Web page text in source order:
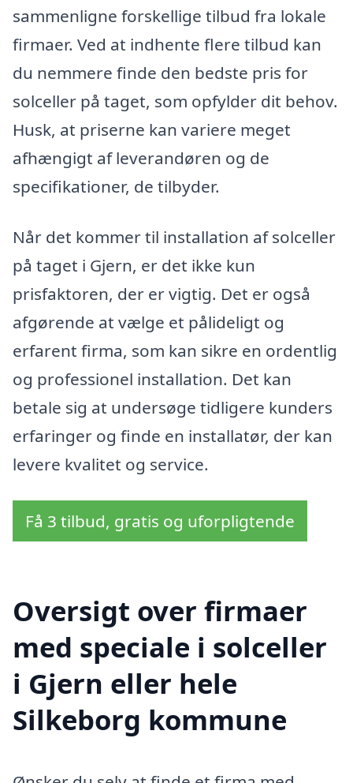
sammenligne forskellige tilbud fra lokale
firmaer. Ved at indhente flere tilbud kan
du nemmere finde den bedste pris for
solceller på taget, som opfylder dit behov.
Husk, at priserne kan variere meget
afhængigt af leverandøren og de
specifikationer, de tilbyder.
Når det kommer til installation af solceller
på taget i Gjern, er det ikke kun
prisfaktoren, der er vigtig. Det er også
afgørende at vælge et pålideligt og
erfarent firma, som kan sikre en ordentlig
og professionel installation. Det kan
betale sig at undersøge tidligere kunders
erfaringer og finde en installatør, der kan
levere kvalitet og service.
Få 3 tilbud, gratis og uforpligtende
Oversigt over firmaer
med speciale i solceller
i Gjern eller hele
Silkeborg kommune